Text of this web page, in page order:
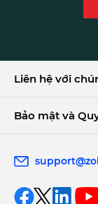
Liên hệ với
Bảo mật và